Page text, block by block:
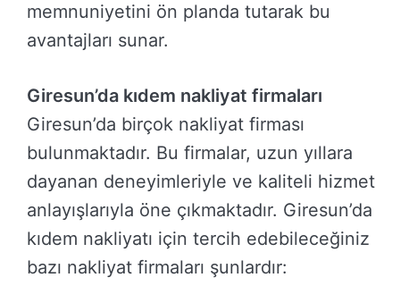
memnuniyetini ön planda tutarak bu
avantajları sunar.
Giresun’da kıdem nakliyat firmaları
Giresun’da birçok nakliyat firması
bulunmaktadır. Bu firmalar, uzun yıllara
dayanan deneyimleriyle ve kaliteli hizmet
anlayışlarıyla öne çıkmaktadır. Giresun’da
kıdem nakliyatı için tercih edebileceğiniz
bazı nakliyat firmaları şunlardır: